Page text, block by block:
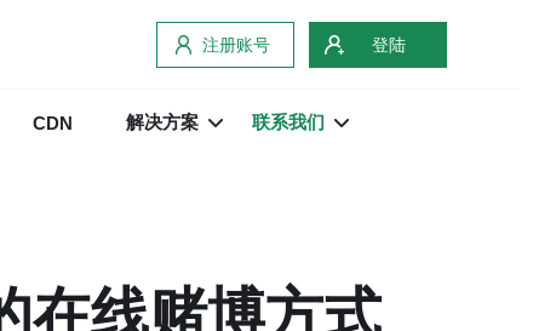
注册账号 登陆
CDN 解决方案 联系我们
在线赌博方式